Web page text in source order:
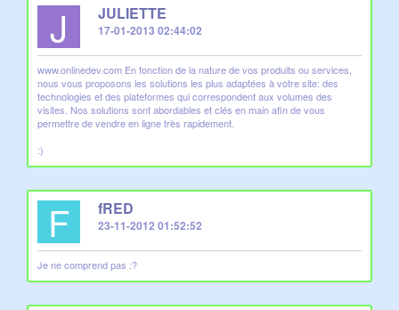
J JULIETTE
17-01-2013 02:44:02
www.onlinedev.com En fonction de la nature de vos produits ou services,
nous vous proposons les solutions les plus adaptées à votre site: des
technologies et des plateformes qui correspondent aux volumes des
visites. Nos solutions sont abordables et clés en main afin de vous
permettre de vendre en ligne très rapidement.
:)
F fRED
23-11-2012 01:52:52
Je ne comprend pas :?